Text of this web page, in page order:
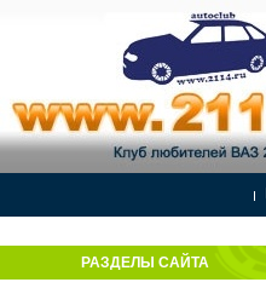
РАЗДЕЛЫ САЙТА